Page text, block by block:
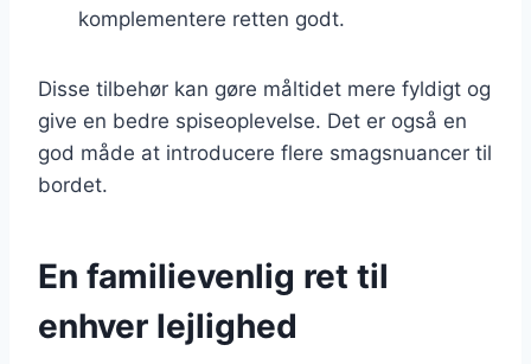
komplementere retten godt.
Disse tilbehør kan gøre måltidet mere fyldigt og
give en bedre spiseoplevelse. Det er også en
god måde at introducere flere smagsnuancer til
bordet.
En familievenlig ret til
enhver lejlighed